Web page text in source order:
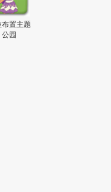
布置主题
公园